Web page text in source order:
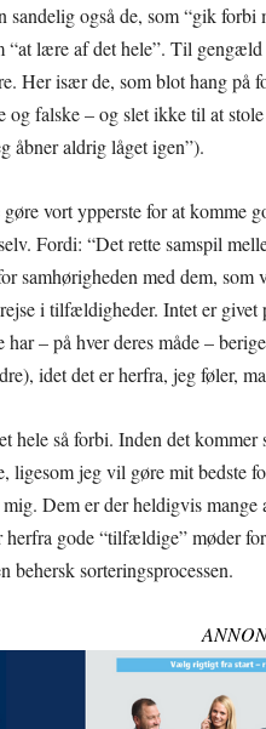
sandelig også de, som “gik
“at lære af det hele”. Til
Her især de, som blot hang
falske – og slet ikke til at
åbner aldrig låget igen”).
vort ypperste for at komme
Fordi: “Det rette samspil
samhørigheden med dem,
i tilfældigheder. Intet er
– på hver deres måde –
idet det er herfra, jeg føler,
hele så forbi. Inden det
jeg vil gøre mit bedste
Dem er der heldigvis
herfra gode “tilfældige” møder
behersk sorteringsprocessen.